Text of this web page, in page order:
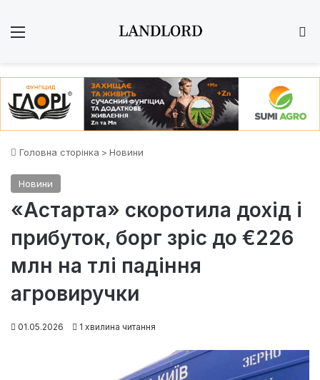
Головна сторінка > Новини
Новини
«Астарта» скоротила дохід і
прибуток, борг зріс до €226
млн на тлі падіння
агровиручки
01.05.2026 1 хвилина читання